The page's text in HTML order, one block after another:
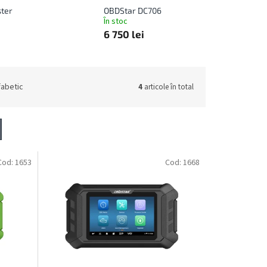
OBDStar DC706
În stoc
6 750 lei
4 articole în total
1653 Cod: 1668